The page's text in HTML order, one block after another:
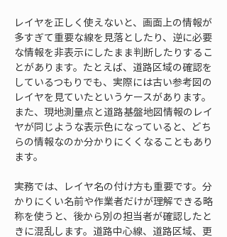
レイヤを正しく使えないと、画面上の情報が
多すぎて重要な線を見落としたり、逆に必要
な情報を非表示にしたまま判断したりするこ
とがあります。たとえば、道路区域の確認を
しているつもりでも、実際には古い参考図の
レイヤを見ていたというケースがあります。
また、現地測量点と道路基盤地図情報のレイ
ヤが同じような表示色になっていると、どち
らの情報なのか分かりにくくなることもあり
ます。
実務では、レイヤ名の付け方も重要です。分
かりにくい名前や作業者だけが理解できる略
称を使うと、後から別の担当者が確認したと
きに混乱します。道路中心線、道路区域、更